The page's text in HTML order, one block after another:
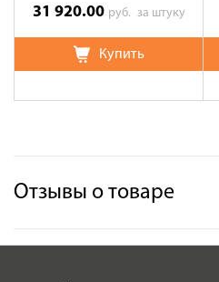
31 920.00 руб. за штуку
Купить
Отзывы о товаре